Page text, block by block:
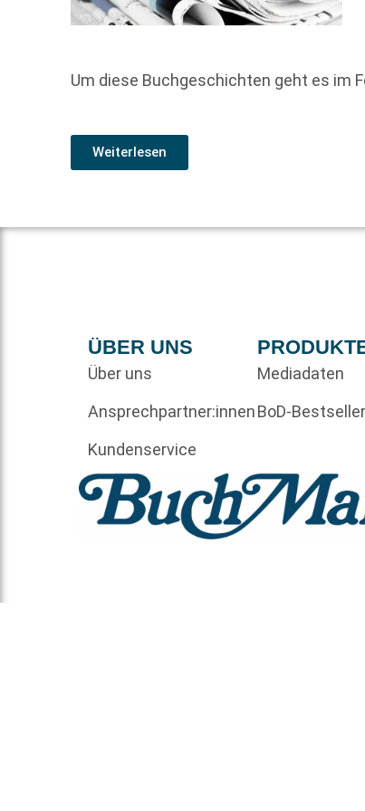
Um diese Buchgeschichten geht es im
Weiterlesen
ÜBER UNS
Über uns
Ansprechpartner:innen
Kundenservice
Mediadaten
BoD-Bestseller